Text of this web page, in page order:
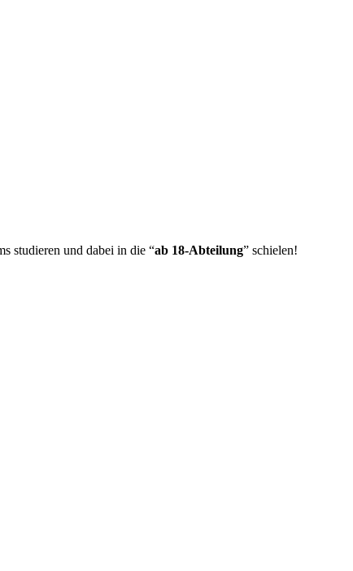
studieren und dabei in die “ab 18-Abteilung” schielen!